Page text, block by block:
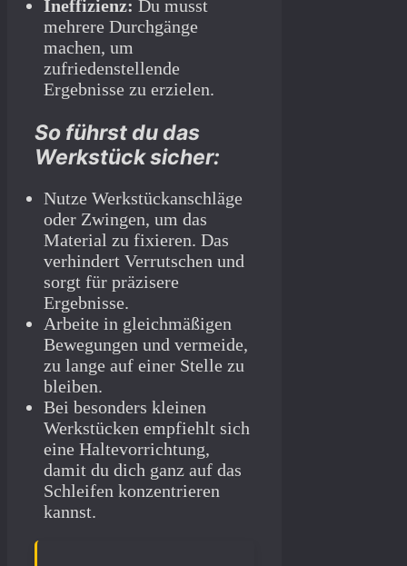
Ineffizienz: Du musst
mehrere Durchgänge
machen, um
zufriedenstellende
Ergebnisse zu erzielen.
So führst du das
Werkstück sicher:
Nutze Werkstückanschläge
oder Zwingen, um das
Material zu fixieren. Das
verhindert Verrutschen und
sorgt für präzisere
Ergebnisse.
Arbeite in gleichmäßigen
Bewegungen und vermeide,
zu lange auf einer Stelle zu
bleiben.
Bei besonders kleinen
Werkstücken empfiehlt sich
eine Haltevorrichtung,
damit du dich ganz auf das
Schleifen konzentrieren
kannst.